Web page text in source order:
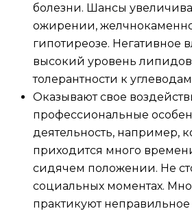
болезни. Шансы
ожирении,
гипотиреозе. Негативное
высокий уровень
толерантности к
Оказывают свое
профессиональные
деятельность, например,
приходится много
сидячем положении. Не
социальных моментах.
практикуют